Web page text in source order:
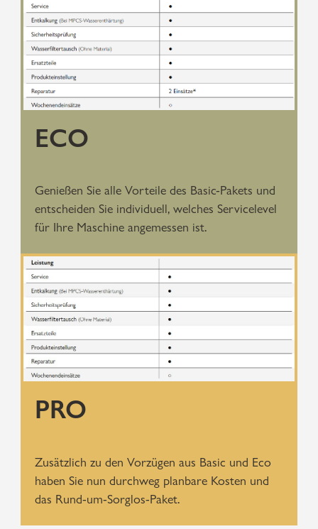
ECO
Genießen Sie alle Vorteile des Basic-Pakets und
entscheiden Sie individuell, welches Servicelevel
für Ihre Maschine angemessen ist.
PRO
Zusätzlich zu den Vorzügen aus Basic und Eco
haben Sie nun durchweg planbare Kosten und
das Rund-um-Sorglos-Paket.